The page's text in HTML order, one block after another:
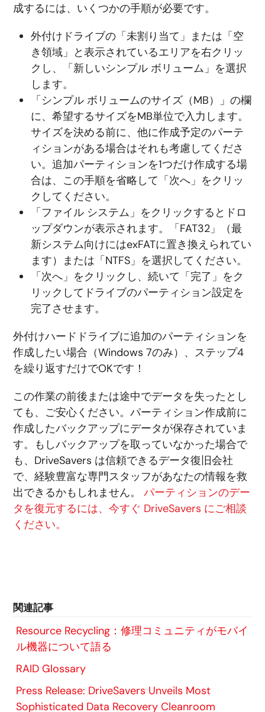
成するには、いくつかの手順が必要です。
外付けドライブの「未割り当て」または「空
き領域」と表示されているエリアを右クリッ
クし、「新しいシンプル ボリューム」を選択
します。
「シンプル ボリュームのサイズ（MB）」の欄
に、希望するサイズをMB単位で入力します。
サイズを決める前に、他に作成予定のパーテ
ィションがある場合はそれも考慮してくださ
い。追加パーティションを1つだけ作成する場
合は、この手順を省略して「次へ」をクリッ
クしてください。
「ファイル システム」をクリックするとドロ
ップダウンが表示されます。「FAT32」（最
新システム向けにはexFATに置き換えられてい
ます）または「NTFS」を選択してください。
「次へ」をクリックし、続いて「完了」をク
リックしてドライブのパーティション設定を
完了させます。
外付けハードドライブに追加のパーティションを
作成したい場合（Windows 7のみ）、ステップ4
を繰り返すだけでOKです！
この作業の前後または途中でデータを失ったとし
ても、ご安心ください。パーティション作成前に
作成したバックアップにデータが保存されていま
す。もしバックアップを取っていなかった場合で
も、DriveSavers は信頼できるデータ復旧会社
で、経験豊富な専門スタッフがあなたの情報を救
出できるかもしれません。パーティションのデー
タを復元するには、今すぐ DriveSavers にご相談
ください。
関連記事
Resource Recycling：修理コミュニティがモバイ
ル機器について語る
RAID Glossary
Press Release: DriveSavers Unveils Most
Sophisticated Data Recovery Cleanroom